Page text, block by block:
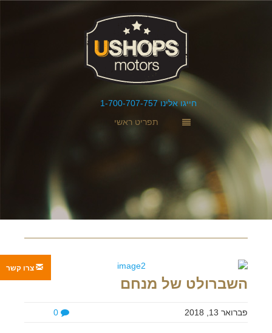
חייגו אלינו 1-700-707-757
תפריט ראשי
השברולט של מנחם
פברואר 13, 2018
צרו קשר